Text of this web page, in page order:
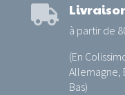

à partir de
(En
Allemagne,
Bas)